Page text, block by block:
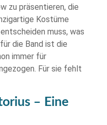
zu präsentieren, die
Kostüme
muss, was
die Band ist die
immer für
Für sie fehlt
– Eine